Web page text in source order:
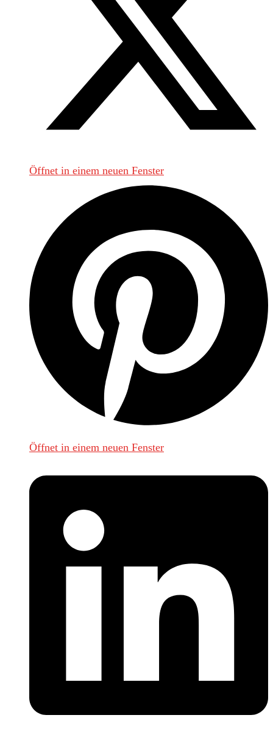
Öffnet in einem neuen Fenster
Öffnet in einem neuen Fenster